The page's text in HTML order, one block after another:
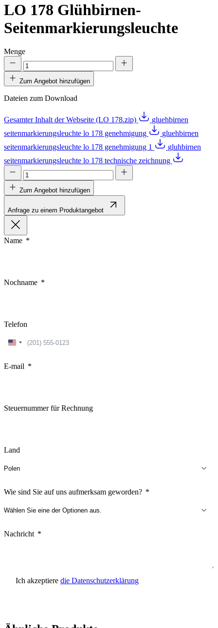
LO 178 Glühbirnen-
Seitenmarkierungsleuchte
Menge
Zum Angebot hinzufügen
Dateien zum Download
Gesamter Inhalt der Webseite (LO 178.zip)
gluehbirnen
seitenmarkierungsleuchte lo 178 genehmigung
gluehbirnen
seitenmarkierungsleuchte lo 178 genehmigung 1
gluhbirnen
seitenmarkierungsleuchte lo 178 technische zeichnung
Zum Angebot hinzufügen
Anfrage zu einem Produktangebot
Name
Nochname
Telefon
United
E-mail
Steuernummer für Rechnung
Land
Wie sind Sie auf uns aufmerksam geworden?
Nachricht
Ich akzeptiere die Datenschutzerklärung